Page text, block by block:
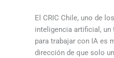
El CRIC Chile, uno de
inteligencia artificial,
para trabajar con IA es
dirección de que solo